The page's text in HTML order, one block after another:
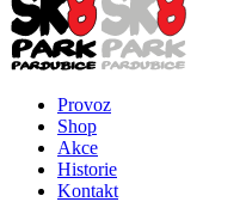
Provoz
Shop
Akce
Historie
Kontakt